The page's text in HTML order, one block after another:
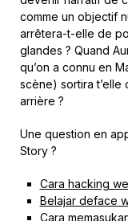
comme un objectif
arrêtera-t-elle de
glandes ? Quand
qu’on a connu en
scène) sortira
arrière ?
Une question en
Story ?
Cara hacking
Belajar deface
Cara